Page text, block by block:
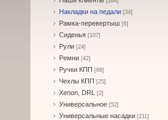
Накладки на педали [34]
Рамка-перевертыш [6]
Сиденья [107]
Рули [24]
Ремни [42]
Ручки КПП [68]
Чехлы КПП [25]
Xenon, DRL [2]
Универсальное [52]
Универсальные насадки [211]